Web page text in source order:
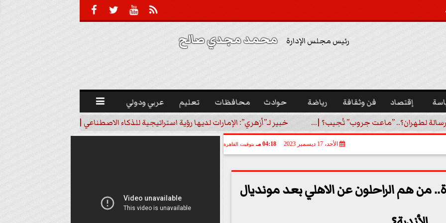
  

رئيس مجلس الإدارة محمد مجدي صالح
إقتصاد فن وثقافة رياضة حوادث محافظات تعليم عربي ودولي 
لطهران؟.. ”ماعت جروب” تُجيب؟ |... خبير لـ”أزهري”: الإمارات لديها رؤية استراتيجية للذكاء الاصطناعي | فيديو
الأحد، 17 ديسمبر 2023 04:18 مـ بتوقيت القاهرة
هم الراحلون عن الاهلي بعد مونديال